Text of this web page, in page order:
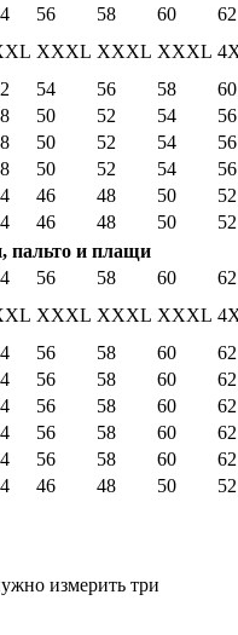
56 58 60
62
XXXL XXXL XXXL
54 56 58
60
50 52 54
56
50 52 54
56
50 52 54
56
46 48 50
52
46 48 50
52
пальто и плащи
56 58 60
62
XXXL XXXL XXXL
56 58 60
62
56 58 60
62
56 58 60
62
56 58 60
62
56 58 60
62
46 48 50 52
измерить три